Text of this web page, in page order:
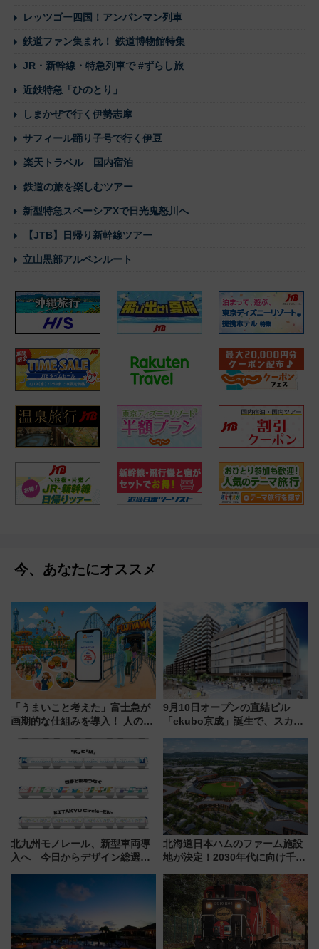
レッツゴー四国！アンパンマン列車
鉄道ファン集まれ！ 鉄道博物館特集
JR・新幹線・特急列車で #ずらし旅
近鉄特急「ひのとり」
しまかぜで行く伊勢志摩
サフィール踊り子号で行く伊豆
楽天トラベル 国内宿泊
鉄道の旅を楽しむツアー
新型特急スペーシアXで日光鬼怒川へ
【JTB】日帰り新幹線ツアー
立山黒部アルペンルート
今、あなたにオススメ
「うまいこと考えた」富士急が
画期的な仕組みを導入！ 人のか
9月10日オープンの直結ビル
「ekubo京成」誕生で、スカイ
ント情報も公開！
北九州モノレール、新型車両導
入へ 今日からデザイン総選挙
北海道日本ハムのファーム施設
地が決定！2030年代に向け千歳